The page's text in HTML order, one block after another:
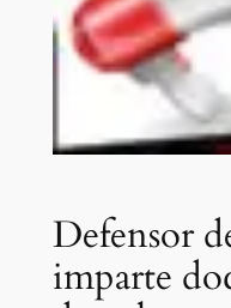
Defensor
imparte